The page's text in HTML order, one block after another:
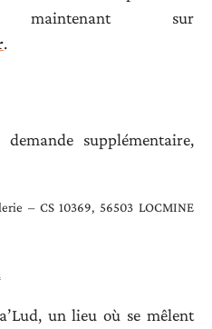
sur
.
supplémentaire,
– CS 10369, 56503 LOCMINE
un lieu où se mêlent